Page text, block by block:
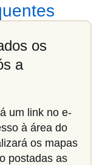
os
a
um link no e-
à área do
os mapas
postadas as